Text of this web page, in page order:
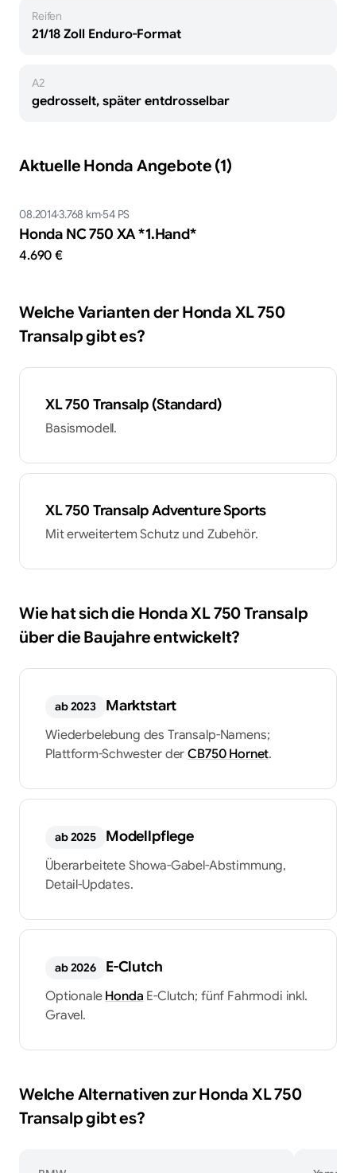
Reifen
21/18 Zoll Enduro-Format
A2
gedrosselt, später entdrosselbar
Aktuelle Honda Angebote (1)
08.20143.768 km54PS
Honda NC 750 XA *​1.Hand*
4.690 €
Welche Varianten derHondaXL 750
Transalpgibt es?
XL 750 Transalp (Standard)
Basismodell.
XL 750 Transalp Adventure Sports
Mit erweitertem Schutz und Zubehör.
Wie hat sich dieHondaXL 750 Transalp
über die Baujahre entwickelt?
ab 2023 Marktstart
Wiederbelebung des Transalp-Namens;
Plattform-Schwester derCB750 Hornet.
ab 2025 Modellpflege
Überarbeitete Showa-Gabel-Abstimmung,
Detail-Updates.
ab 2026 E-Clutch
OptionaleHondaE-Clutch; fünf Fahrmodi inkl.
Gravel.
Welche Alternativen zur Honda XL 750
Transalp gibt es?